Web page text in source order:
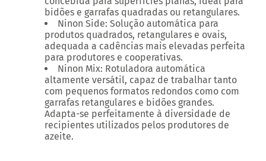
bidões e garrafas quadradas ou retangulares.
Ninon Side: Solução automática para
produtos quadrados, retangulares e ovais,
adequada a cadências mais elevadas perfeita
para produtores e cooperativas.
Ninon Mix: Rotuladora automática
altamente versátil, capaz de trabalhar tanto
com pequenos formatos redondos como com
garrafas retangulares e bidões grandes.
Adapta-se perfeitamente à diversidade de
recipientes utilizados pelos produtores de
azeite.